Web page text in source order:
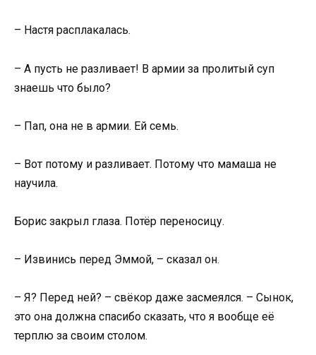
– Настя расплакалась.
– А пусть не разливает! В армии за пролитый суп
знаешь что было?
– Пап, она не в армии. Ей семь.
– Вот потому и разливает. Потому что мамаша не
научила.
Борис закрыл глаза. Потёр переносицу.
– Извинись перед Эммой, – сказал он.
– Я? Перед ней? – свёкор даже засмеялся. – Сынок,
это она должна спасибо сказать, что я вообще её
терплю за своим столом.